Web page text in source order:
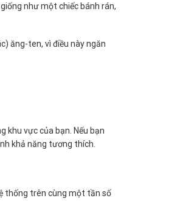
như một chiếc bánh rán,
ăng-ten, vì điều này ngăn
khu vực của bạn. Nếu bạn
khả năng tương thích.
thống trên cùng một tần số